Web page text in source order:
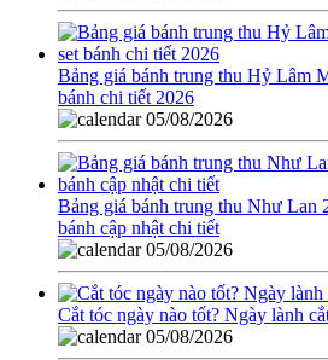
Bảng giá bánh trung thu Hỷ Lâm
bánh chi tiết 2026
05/08/2026
Bảng giá bánh trung thu Như Lan
bánh cập nhật chi tiết
05/08/2026
Cắt tóc ngày nào tốt? Ngày lành
05/08/2026